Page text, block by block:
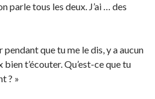
parle tous les deux. J’ai … des
que tu me le dis, y a aucun
t’écouter. Qu’est-ce que tu
? »